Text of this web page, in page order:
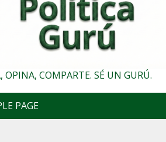
OPINA, COMPARTE. SÉ UN GURÚ.
PAGE